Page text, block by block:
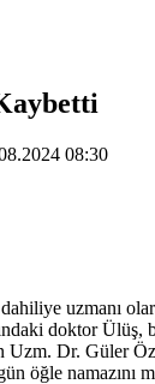
08:30
uzmanı
doktor Ülüş,
Dr. Güler
öğle